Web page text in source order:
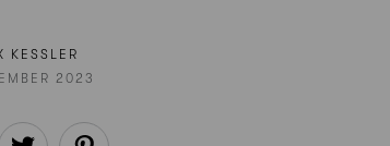
KESSLER
2023